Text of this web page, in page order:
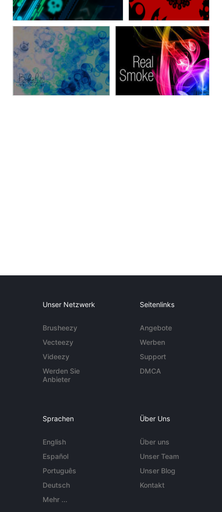
Unser Netzwerk
Brusheezy
Vecteezy
Videezy
Werden Sie
Anbieter
Seitenlinks
Angebote
Werben
Support
DMCA
Sprachen
English
Español
Português
Deutsch
Mehr ...
Über Uns
Über uns
Unser Team
Unser Blog
Kontakt